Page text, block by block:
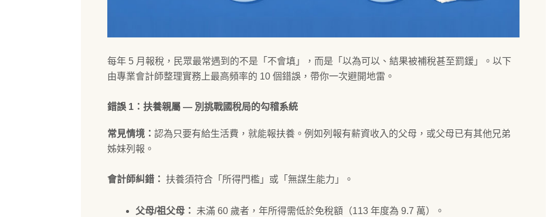
每年 5 月報稅，民眾最常遇到的不是「不會填」，而是「以為可以、結果被補稅甚至罰鍰」。以下
由專業會計師整理實務上最高頻率的 10 個錯誤，帶你一次避開地雷。
錯誤 1：扶養親屬 — 別挑戰國稅局的勾稽系統
常見情境：認為只要有給生活費，就能報扶養。例如列報有薪資收入的父母，或父母已有其他兄弟
姊妹列報。
會計師糾錯： 扶養須符合「所得門檻」或「無謀生能力」。
父母/祖父母：
未滿 60 歲者，年所得需低於免稅額（113 年度為 9.7 萬）。